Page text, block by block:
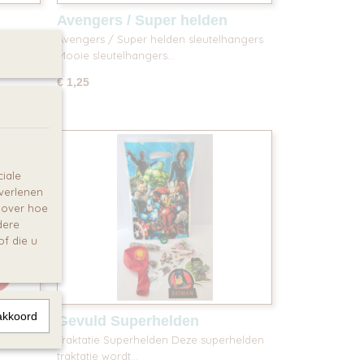
Avengers / Super helden
sleutelhanger
Avengers / Super helden sleutelhangers
Mooie sleutelhangers…
€ 1,25
Gevuld Superhelden
traktatiezakje
Traktatie Superhelden Deze superhelden
traktatie wordt…
hoe
die u